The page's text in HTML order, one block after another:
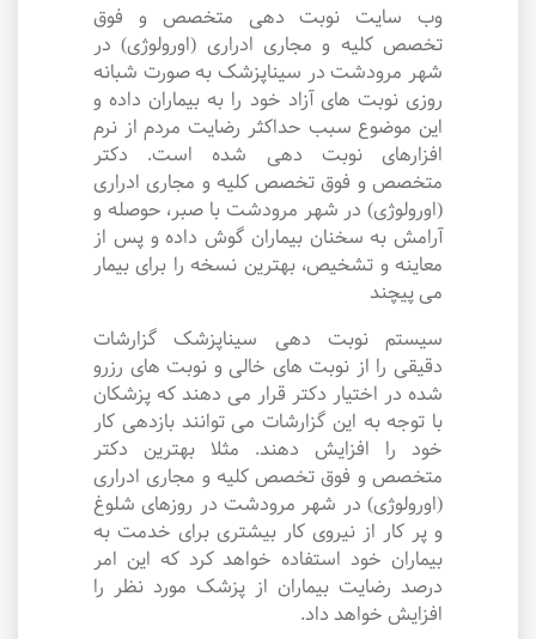
وب سایت نوبت دهی متخصص و فوق
تخصص کلیه و مجاری ادراری (اورولوژی) در
شهر مرودشت در سیناپزشک به صورت شبانه
روزی نوبت های آزاد خود را به بیماران داده و
این موضوع سبب حداکثر رضایت مردم از نرم
افزارهای نوبت دهی شده است. دکتر
متخصص و فوق تخصص کلیه و مجاری ادراری
(اورولوژی) در شهر مرودشت با صبر، حوصله و
آرامش به سخنان بیماران گوش داده و پس از
معاینه و تشخیص، بهترین نسخه را برای بیمار
می پیچند
سیستم نوبت دهی سیناپزشک گزارشات
دقیقی را از نوبت های خالی و نوبت های رزرو
شده در اختیار دکتر قرار می دهند که پزشکان
با توجه به این گزارشات می توانند بازدهی کار
خود را افزایش دهند. مثلا بهترین دکتر
متخصص و فوق تخصص کلیه و مجاری ادراری
(اورولوژی) در شهر مرودشت در روزهای شلوغ
و پر کار از نیروی کار بیشتری برای خدمت به
بیماران خود استفاده خواهد کرد که این امر
درصد رضایت بیماران از پزشک مورد نظر را
افزایش خواهد داد.